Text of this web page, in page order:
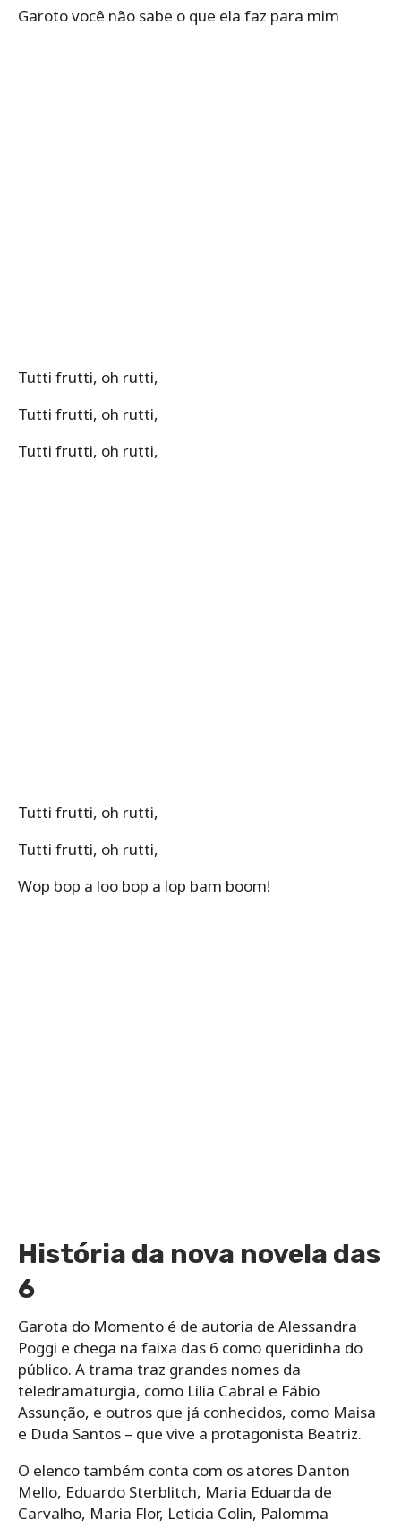
Garoto você não sabe o que ela faz para mim
Tutti frutti, oh rutti,
Tutti frutti, oh rutti,
Tutti frutti, oh rutti,
Tutti frutti, oh rutti,
Tutti frutti, oh rutti,
Wop bop a loo bop a lop bam boom!
História da nova novela das
6
Garota do Momento é de autoria de Alessandra
Poggi e chega na faixa das 6 como queridinha do
público. A trama traz grandes nomes da
teledramaturgia, como Lilia Cabral e Fábio
Assunção, e outros que já conhecidos, como Maisa
e Duda Santos – que vive a protagonista Beatriz.
O elenco também conta com os atores Danton
Mello, Eduardo Sterblitch, Maria Eduarda de
Carvalho, Maria Flor, Leticia Colin, Palomma